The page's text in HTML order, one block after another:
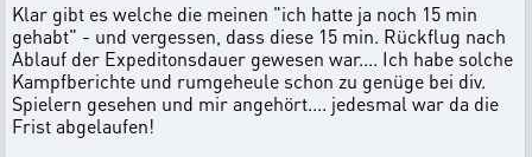
Klar gibt es welche die meinen "ich hatte ja noch 15 min
gehabt" - und vergessen, dass diese 15 min. Rückflug nach
Ablauf der Expeditonsdauer gewesen war.... Ich habe solche
Kampfberichte und rumgeheule schon zu genüge bei div.
Spielern gesehen und mir angehört.... jedesmal war da die
Frist abgelaufen!